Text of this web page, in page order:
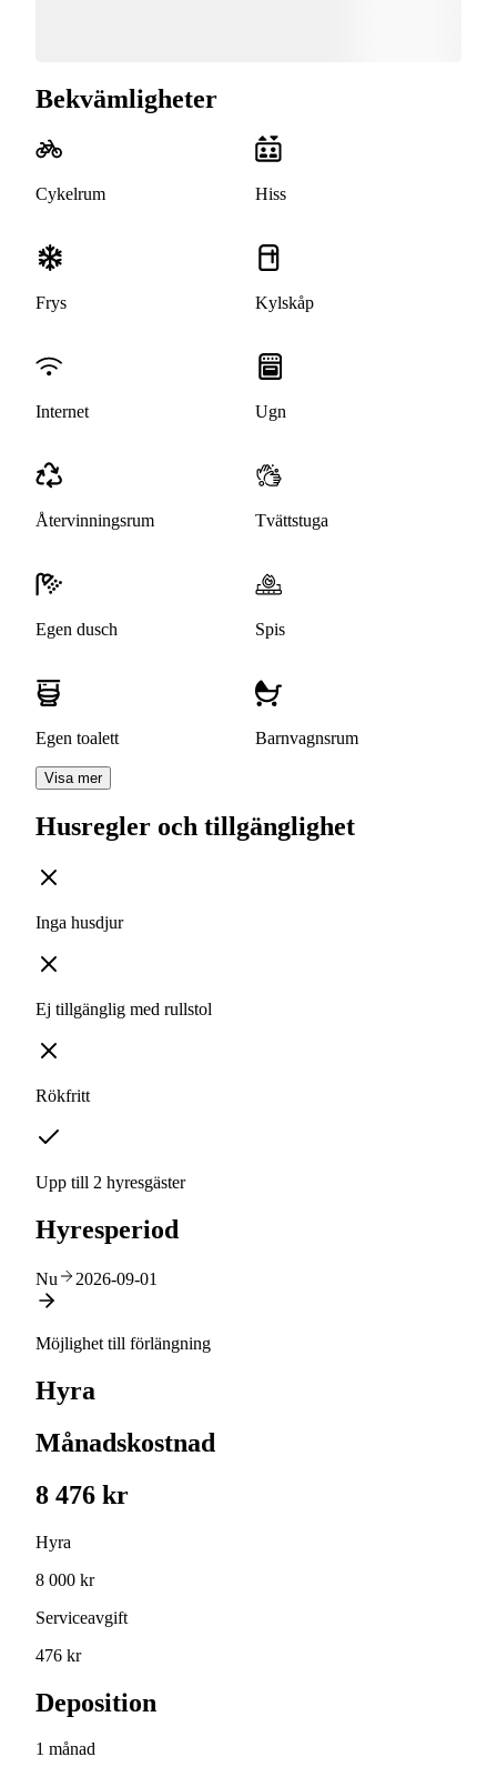
Bekvämligheter
Cykelrum Hiss
Frys Kylskåp
Internet Ugn
Återvinningsrum Tvättstuga
Egen dusch Spis
Egen toalett Barnvagnsrum
Visa mer
Husregler och tillgänglighet
Inga husdjur
Ej tillgänglig med rullstol
Rökfritt
Upp till 2 hyresgäster
Hyresperiod
Nu 2026-09-01
Möjlighet till förlängning
Hyra
Månadskostnad
8 476 kr
Hyra
8 000 kr
Serviceavgift
476 kr
Deposition
1 månad